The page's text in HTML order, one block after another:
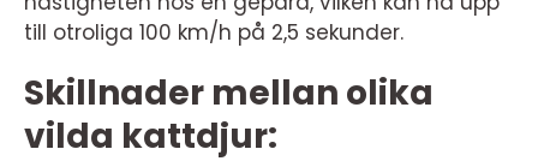
till otroliga 100 km/h på 2,5 sekunder.
Skillnader mellan olika
vilda kattdjur: